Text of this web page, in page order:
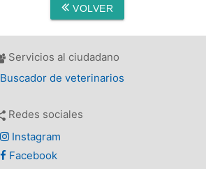
VOLVER
Servicios al ciudadano
Buscador de veterinarios
Redes sociales
Instagram
Facebook